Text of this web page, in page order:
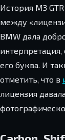
История M3
между
BMW дала
интерпретация,
его буква. И
отметить, что в
лицензия